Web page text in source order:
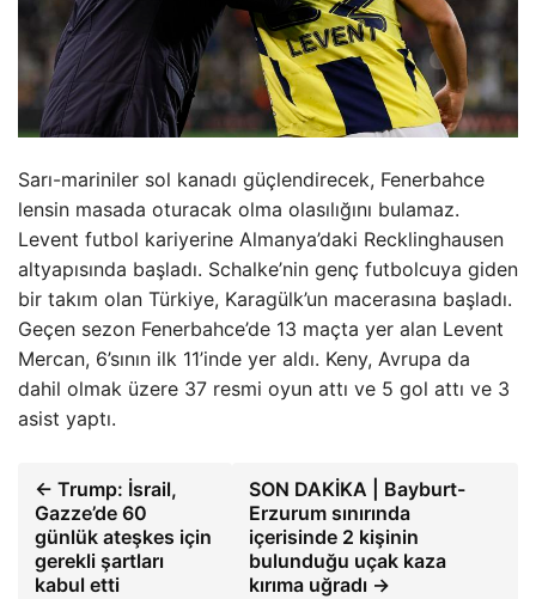
Sarı-mariniler sol kanadı güçlendirecek, Fenerbahce
lensin masada oturacak olma olasılığını bulamaz.
Levent futbol kariyerine Almanya’daki Recklinghausen
altyapısında başladı. Schalke’nin genç futbolcuya giden
bir takım olan Türkiye, Karagülk’un macerasına başladı.
Geçen sezon Fenerbahce’de 13 maçta yer alan Levent
Mercan, 6’sının ilk 11’inde yer aldı. Keny, Avrupa da
dahil olmak üzere 37 resmi oyun attı ve 5 gol attı ve 3
asist yaptı.
← Trump: İsrail,
Gazze’de 60
günlük ateşkes için
gerekli şartları
kabul etti
SON DAKİKA | Bayburt-
Erzurum sınırında
içerisinde 2 kişinin
bulunduğu uçak kaza
kırıma uğradı →